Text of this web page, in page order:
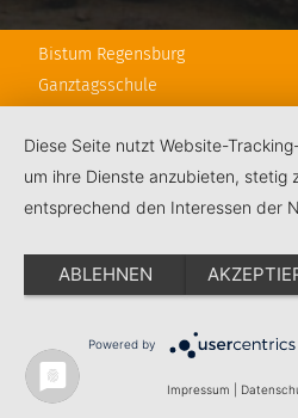
Bistum Regensburg
Ganztagsschule
RPS
Schulstiftung
KJF Regensburg
Kontakt
Impressum
Datenschutz
Diese Seite nutzt Website-
um ihre Dienste anzubieten, stetig
entsprechend den Interessen der
ABLEHNEN
Powered by
Impressum